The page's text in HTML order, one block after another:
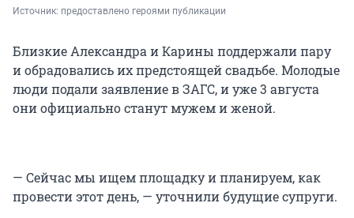
Источник: предоставлено героями публикации
Близкие Александра и Карины поддержали пару
и обрадовались их предстоящей свадьбе. Молодые
люди подали заявление в ЗАГС, и уже 3 августа
они официально станут мужем и женой.
— Сейчас мы ищем площадку и планируем, как
провести этот день, — уточнили будущие супруги.